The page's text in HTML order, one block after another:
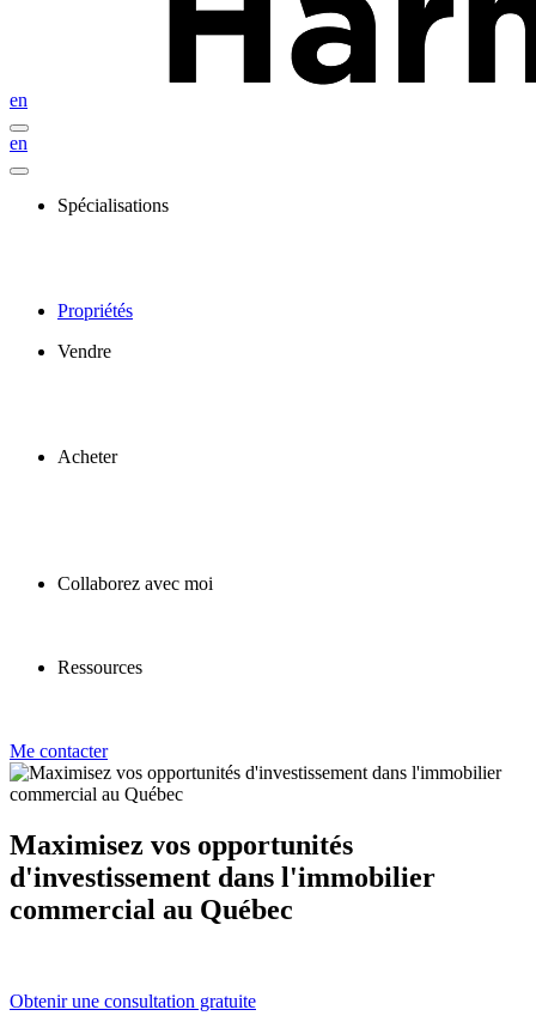
en
en
Spécialisations
Propriétés
Vendre
Acheter
Collaborez avec moi
Ressources
Me contacter
Maximisez vos opportunités
d'investissement dans l'immobilier
commercial au Québec
Obtenir une consultation gratuite